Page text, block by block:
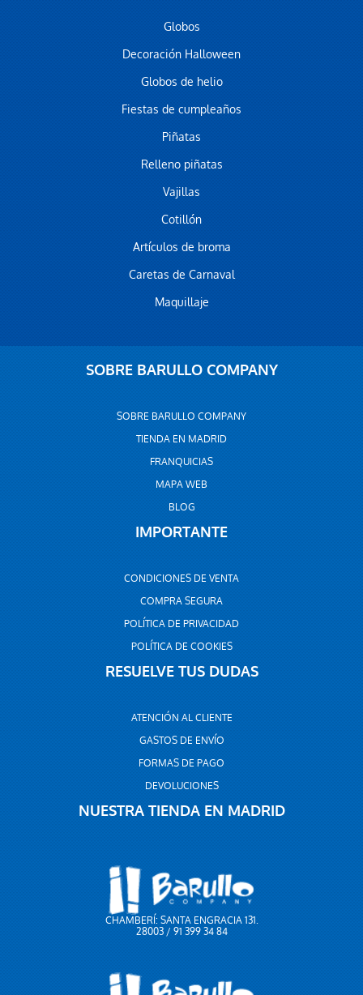
Globos
Decoración Halloween
Globos de helio
Fiestas de cumpleaños
Piñatas
Relleno piñatas
Vajillas
Cotillón
Artículos de broma
Caretas de Carnaval
Maquillaje
SOBRE BARULLO COMPANY
SOBRE BARULLO COMPANY
TIENDA EN MADRID
FRANQUICIAS
MAPA WEB
BLOG
IMPORTANTE
CONDICIONES DE VENTA
COMPRA SEGURA
POLÍTICA DE PRIVACIDAD
POLÍTICA DE COOKIES
RESUELVE TUS DUDAS
ATENCIÓN AL CLIENTE
GASTOS DE ENVÍO
FORMAS DE PAGO
DEVOLUCIONES
NUESTRA TIENDA EN MADRID
CHAMBERÍ: SANTA ENGRACIA 131.
28003 / 91 399 34 84